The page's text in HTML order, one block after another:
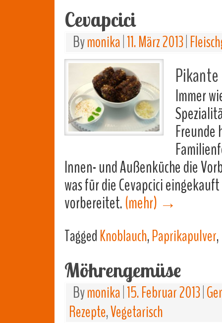
Cevapcici
Bymonika 11. März 2013
Immer
Freunde
Innen- und Außenküche die
was für die Cevapcici
vorbereitet.(mehr) →
TaggedKnoblauch,Paprikapulver,
Möhrengemüse
Bymonika 15. Februar 2013
Rezepte,Vegetarisch